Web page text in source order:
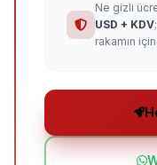
Ne gizli
USD + KDV
rakamın